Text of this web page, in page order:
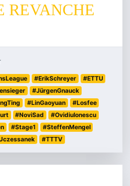
REVANCHE
#ErikSchreyer
#ETTU
#JürgenGnauck
#LinGaoyuan
#Losfee
#NoviSad
#OvidiuIonescu
#Stage1
#SteffenMengel
#TTTV